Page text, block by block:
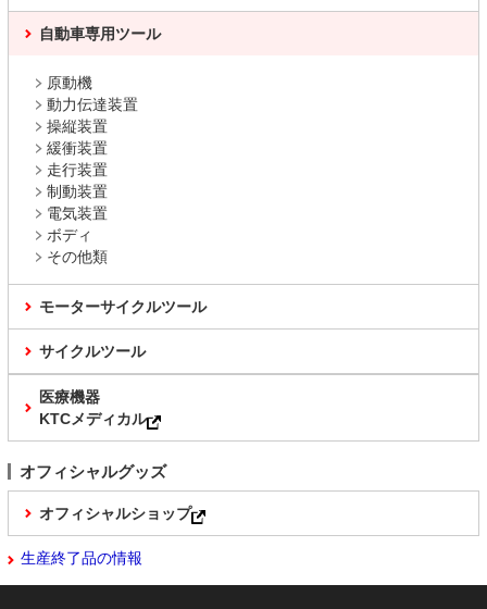
自動車専用ツール
原動機
動力伝達装置
操縦装置
緩衝装置
走行装置
制動装置
電気装置
ボディ
その他類
モーターサイクルツール
サイクルツール
医療機器
KTCメディカル
オフィシャルグッズ
オフィシャルショップ
生産終了品の情報